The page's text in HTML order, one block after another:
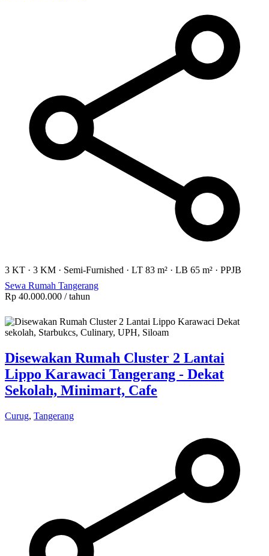
3 KT · 3 KM · Semi-Furnished · LT 83 m² · LB 65 m² · PPJB
Sewa Rumah Tangerang
Rp 40.000.000 / tahun
Disewakan Rumah Cluster 2 Lantai
Lippo Karawaci Tangerang - Dekat
Sekolah, Minimart, Cafe
Curug, Tangerang